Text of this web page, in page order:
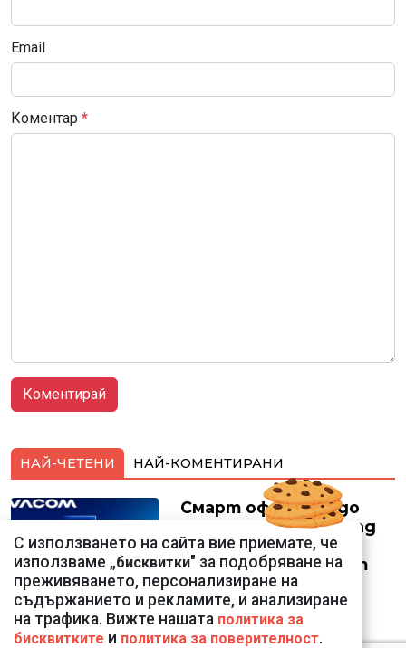
Email
Коментар *
НАЙ-ЧЕТЕНИ НАЙ-КОМЕНТИРАНИ
Смарт оферти с до
90% отстъпка за над
150 устройства от
Vivacom през август
С използването на сайта вие приемате, че
използваме „бисквитки" за подобряване на
преживяването, персонализиране на
съдържанието и рекламите, и анализиране
на трафика. Вижте нашата политика за
бисквитките и политика за поверителност.